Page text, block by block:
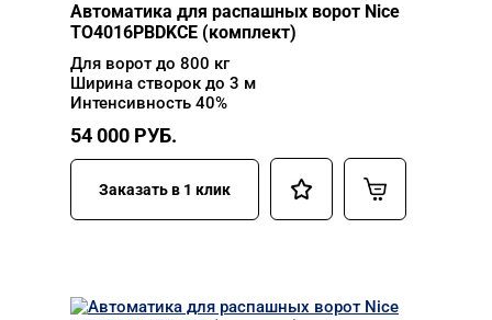
Автоматика для распашных ворот Nice
TO4016PBDKCE (комплект)
Для ворот до 800 кг
Ширина створок до 3 м
Интенсивность 40%
54 000 РУБ.
Заказать в 1 клик